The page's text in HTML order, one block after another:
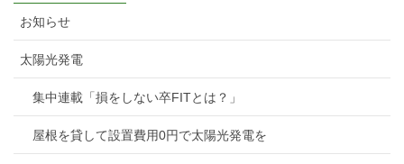
お知らせ
太陽光発電
集中連載「損をしない卒FITとは？」
屋根を貸して設置費用0円で太陽光発電を